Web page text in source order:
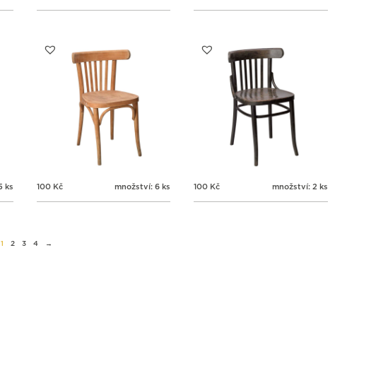
ks 100 Kč množství: 6 ks 100 Kč množství: 2 ks
1 2 3 4 →